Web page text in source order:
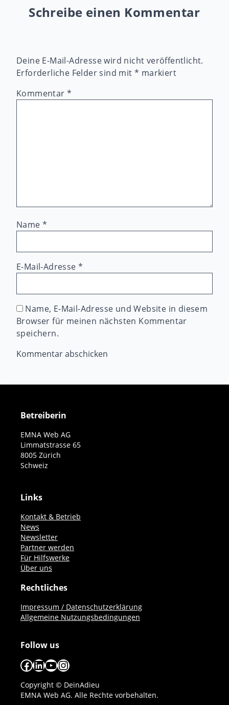
Schreibe einen Kommentar
Deine E-Mail-Adresse wird nicht veröffentlicht.
Erforderliche Felder sind mit * markiert
Kommentar*
Name *
E-Mail-Adresse*
Name, E-Mail-Adresse und Website in diesem
Browser für meinen nächsten Kommentar
speichern.
Betreiberin
EMNA Web AG
Limmatstrasse 65
8005 Zürich
Schweiz
Links
Kontakt & Betrieb
News
Newsletter
Partner werden
Für Hilfswerke
Über uns
Rechtliches
Impressum / Datenschutzerklärung
Allgemeine Nutzungsbedingungen
Follow us
Facebook
LinkedIn
YouTube
Instagram
Copyright © DeinAdieu
EMNA Web AG. Alle Rechte vorbehalten.